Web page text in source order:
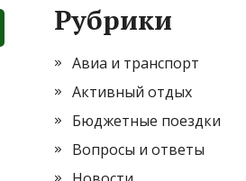
Рубрики
Авиа и транспорт
Активный отдых
Бюджетные поездки
Вопросы и ответы